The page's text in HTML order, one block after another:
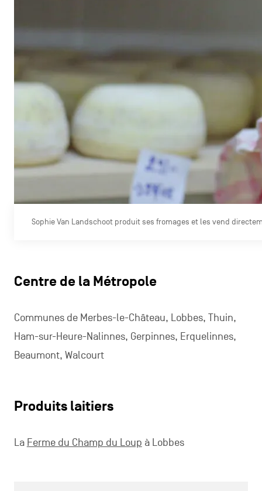
Sophie Van Landschoot produit ses fromages et les vend
Centre de la Métropole
Communes de Merbes-le-Château, Lobbes, Thuin,
Ham-sur-Heure-Nalinnes, Gerpinnes, Erquelinnes,
Beaumont, Walcourt
Produits laitiers
La Ferme du Champ du Loup à Lobbes